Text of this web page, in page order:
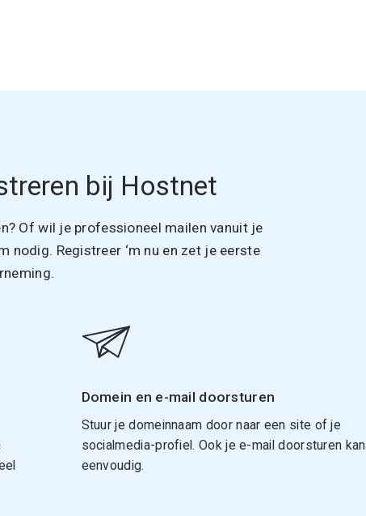
bij Hostnet
Of wil je professioneel mailen vanuit je
nodig. Registreer ‘m nu en zet je eerste
Domein en e-mail doorsturen
Stuur je domeinnaam door naar een site of je
socialmedia-profiel. Ook je e-mail doorsturen kan
eenvoudig.